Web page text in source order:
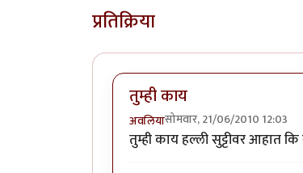
प्रतिक्रिया
तुम्ही काय
अवलियासोमवार, 21/06/2010 12:03
तुम्ही काय हल्ली सुट्टीवर आहात